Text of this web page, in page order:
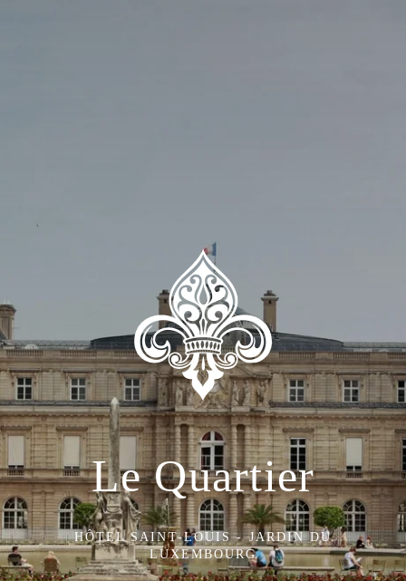
Le Quartier
HÔTEL SAINT-LOUIS - JARDIN DU
LUXEMBOURG